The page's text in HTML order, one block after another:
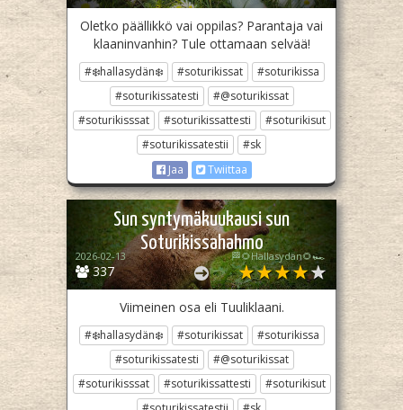
Oletko päällikkö vai oppilas? Parantaja vai
klaaninvanhin? Tule ottamaan selvää!
#❄️hallasydän❄️ #soturikissat
#soturikissa
#soturikissatesti
#@soturikissat
#soturikisssat
#soturikissattesti
#soturikisut
#soturikissatestii
#sk
Jaa
Twiittaa
Sun syntymäkuukausi sun
Soturikissahahmo
337
2026-02-13 🏁🌻Hallasydän🌻🏎️
Viimeinen osa eli Tuuliklaani.
#❄️hallasydän❄️ #soturikissat
#soturikissa
#soturikissatesti
#@soturikissat
#soturikisssat
#soturikissattesti
#soturikisut